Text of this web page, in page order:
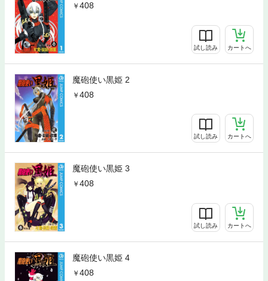
408
試し読み カートへ
魔砲使い黒姫 2
408
試し読み カートへ
魔砲使い黒姫 3
408
試し読み カートへ
魔砲使い黒姫 4
408